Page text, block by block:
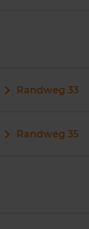
Randweg 33
Randweg 35